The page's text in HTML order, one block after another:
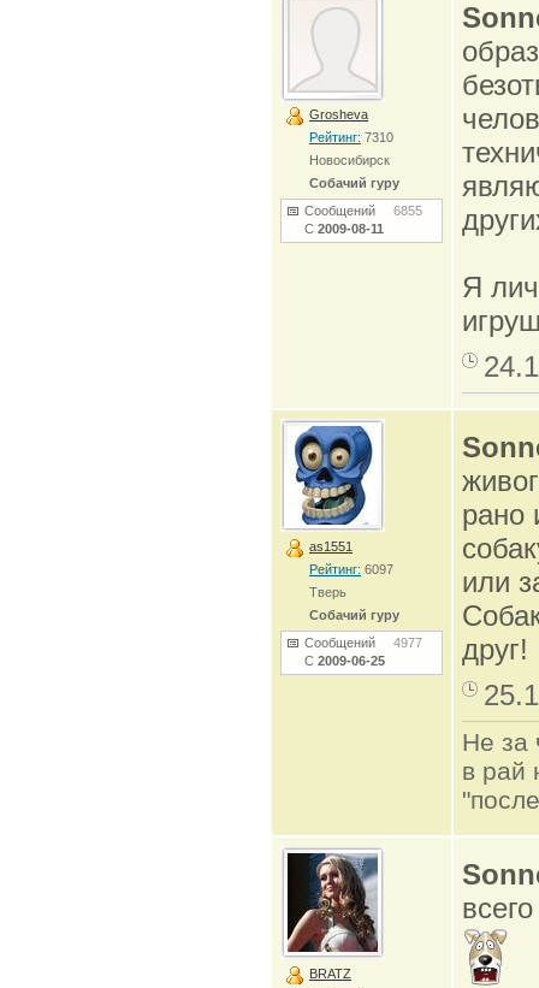
Grosheva
Рейтинг: 7310
Новосибирск
Собачий гуру
Сообщений 6855
С 2009-08-11
Я
as1551
Рейтинг: 6097
Тверь
Собачий гуру
Сообщений 4977
С 2009-06-25
рано
или
друг!
Не за
в рай
BRATZ